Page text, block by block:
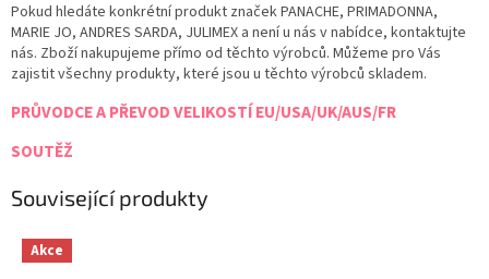
Pokud hledáte konkrétní produkt značek PANACHE, PRIMADONNA,
MARIE JO, ANDRES SARDA, JULIMEX a není u nás v nabídce, kontaktujte
nás. Zboží nakupujeme přímo od těchto výrobců. Můžeme pro Vás
zajistit všechny produkty, které jsou u těchto výrobců skladem.
PRŮVODCE A PŘEVOD VELIKOSTÍ EU/USA/UK/AUS/FR
SOUTĚŽ
Související produkty
Akce